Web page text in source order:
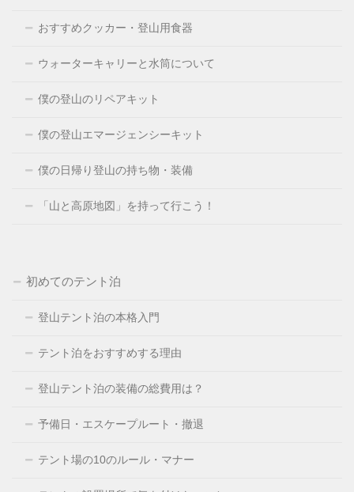
おすすめクッカー・登山用食器
ウォーターキャリーと水筒について
僕の登山のリペアキット
僕の登山エマージェンシーキット
僕の日帰り登山の持ち物・装備
「山と高原地図」を持って行こう！
初めてのテント泊
登山テント泊の本格入門
テント泊をおすすめする理由
登山テント泊の装備の総費用は？
予備日・エスケープルート・撤退
テント場の10のルール・マナー